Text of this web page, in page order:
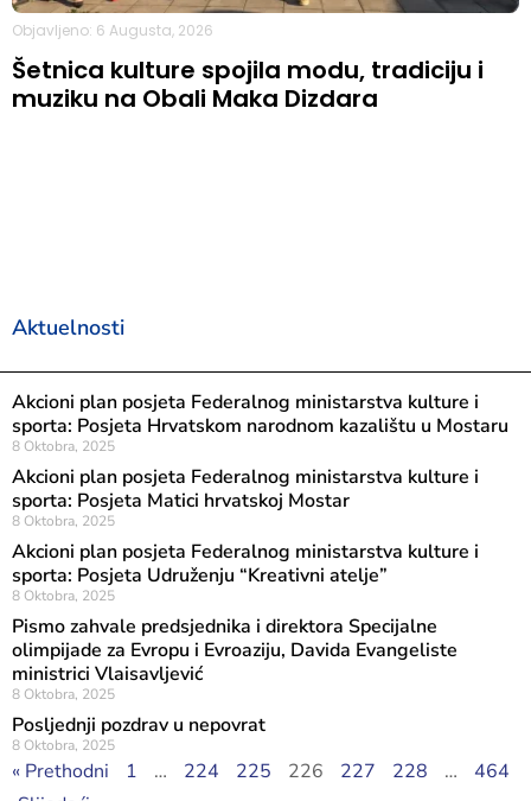
Objavljeno: 6 Augusta, 2026
Šetnica kulture spojila modu, tradiciju i
muziku na Obali Maka Dizdara
Aktuelnosti
Akcioni plan posjeta Federalnog ministarstva kulture i
sporta: Posjeta Hrvatskom narodnom kazalištu u Mostaru
8 Oktobra, 2025
Akcioni plan posjeta Federalnog ministarstva kulture i
sporta: Posjeta Matici hrvatskoj Mostar
8 Oktobra, 2025
Akcioni plan posjeta Federalnog ministarstva kulture i
sporta: Posjeta Udruženju “Kreativni atelje”
8 Oktobra, 2025
Pismo zahvale predsjednika i direktora Specijalne
olimpijade za Evropu i Evroaziju, Davida Evangeliste
ministrici Vlaisavljević
8 Oktobra, 2025
Posljednji pozdrav u nepovrat
8 Oktobra, 2025
« Prethodni 1 … 224 225 226 227 228 …
464